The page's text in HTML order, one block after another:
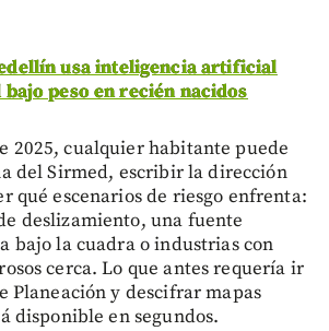
usa inteligencia artificial
peso en recién nacidos
2025, cualquier habitante puede
del Sirmed, escribir la dirección
qué escenarios de riesgo enfrenta:
deslizamiento, una fuente
bajo la cuadra o industrias con
cerca. Lo que antes requería ir
Planeación y descifrar mapas
disponible en segundos.